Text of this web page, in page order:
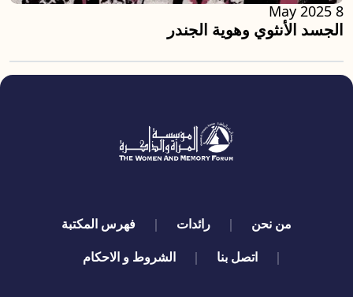
الجسد الأنثوي وهوية الجندر
8 May 2025
quick links
من نحن رائدات
فهرس المكتبة
اتصل بنا
الشروط و الاحكام